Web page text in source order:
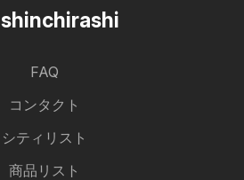
FAQ
コンタクト
シティリスト
商品リスト